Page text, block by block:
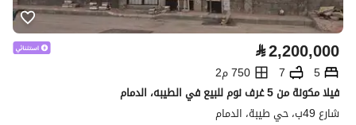
⃁2,200,000
5
7
750 م2
فيلا مكونة من 5 غرف نوم للبيع في الطيبه، الدمام
شارع 49ب، حي طيبة، الدمام